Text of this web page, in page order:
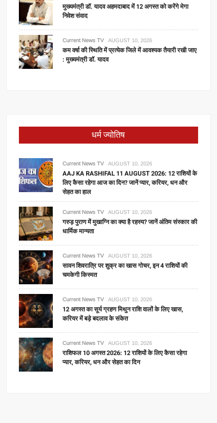
मुख्यमंत्री डॉ. यादव अहमदाबाद में 12 अगस्त को करेंगे मेगा
निवेश संवाद
Current News TV AUGUST 10, 2026
कम वर्षा की स्थिति में प्रत्येक जिले में आवश्यक तैयारी रखी जाए
: मुख्यमंत्री डॉ. यादव
धर्म ज्योतिष
Current News TV AUGUST 10, 2026
AAJ KA RASHIFAL 11 AUGUST 2026: 12 राशियों के
लिए कैसा रहेगा आज का दिन? जानें प्यार, करियर, धन और
सेहत का हाल
Current News TV AUGUST 10, 2026
गरुड़ पुराण में मुखाग्नि का क्या है रहस्य? जानें अंतिम संस्कार की
धार्मिक मान्यता
Current News TV AUGUST 10, 2026
सावन शिवरात्रि पर शुक्र का खास गोचर, इन 4 राशियों की
चमकेगी किस्मत
Current News TV AUGUST 10, 2026
12 अगस्त का सूर्य ग्रहण मिथुन राशि वालों के लिए खास,
करियर में बड़े बदलाव के संकेत
Current News TV AUGUST 10, 2026
राशिफल 10 अगस्त 2026: 12 राशियों के लिए कैसा रहेगा
प्यार, करियर, धन और सेहत का दिन